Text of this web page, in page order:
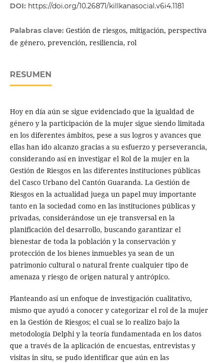
DOI: https://doi.org/10.26871/killkanasocial.v6i4.1181
Palabras clave: Gestión de riesgos, mitigación, perspectiva
de género, prevención, resiliencia, rol
RESUMEN
Hoy en día aún se sigue evidenciado que la igualdad de
género y la participación de la mujer sigue siendo limitada
en los diferentes ámbitos, pese a sus logros y avances que
ellas han ido alcanzo gracias a su esfuerzo y perseverancia,
considerando así en investigar el Rol de la mujer en la
Gestión de Riesgos en las diferentes instituciones públicas
del Casco Urbano del Cantón Guaranda. La Gestión de
Riesgos en la actualidad juega un papel muy importante
tanto en la sociedad como en las instituciones públicas y
privadas, considerándose un eje transversal en la
planificación del desarrollo, buscando garantizar el
bienestar de toda la población y la conservación y
protección de los bienes inmuebles ya sean de un
patrimonio cultural o natural frente cualquier tipo de
amenaza y riesgo de origen natural y antrópico.
Planteando así un enfoque de investigación cualitativo,
mismo que ayudó a conocer y categorizar el rol de la mujer
en la Gestión de Riesgos; el cual se lo realizo bajo la
metodología Delphi y la teoría fundamentada en los datos
que a través de la aplicación de encuestas, entrevistas y
visitas in situ, se pudo identificar que aún en las